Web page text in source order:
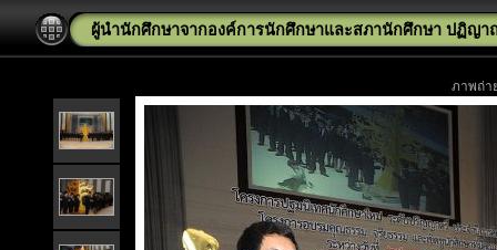
ผู้นำนักศึกษาจากองค์การนักศึกษาและสภานักศึกษา ปฏิญ
ภาพถ่า